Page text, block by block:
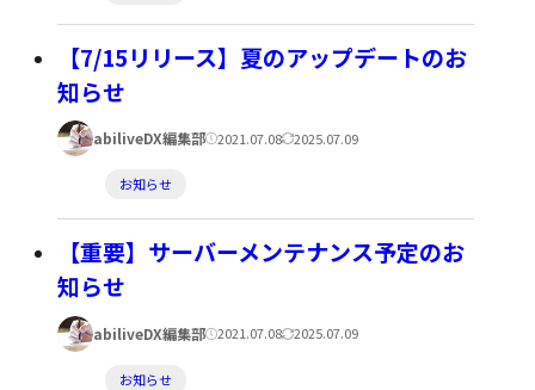
テ
ゴ
リ
ー:
【7/15リリース】夏のアップデートのお
知らせ
著
者:
abiliveDX編集部公
日:
2021.07.08更
日:
2025.07.09
テ
ゴ
リ
ー:
お知らせ
【重要】サーバーメンテナンス予定のお
知らせ
著
者:
abiliveDX編集部公2021.07.08更2025.07.09
お知らせ